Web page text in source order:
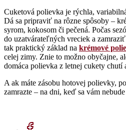
Cuketová polievka je rýchla,
Dá sa pripraviť na rôzne spôsoby –
syrom, kokosom či pečená. Počas
do uzatvárateľných vreciek a
tak praktický základ na krémové
celej zimy. Znie to možno obyčajne,
domáca polievka z letnej cukety chutí
A ak máte zásobu hotovej polievky,
zamrazte – na dni, keď sa vám